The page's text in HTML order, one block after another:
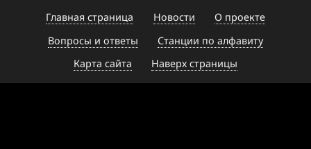
Главная страница
Новости
О проекте
Вопросы и ответы
Станции по алфавиту
Карта сайта
Наверх страницы